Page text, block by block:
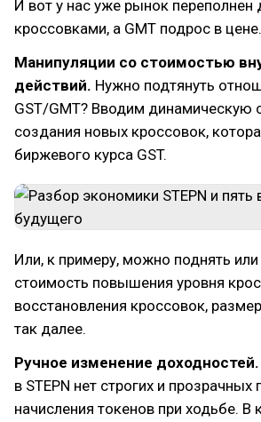
И вот у нас уже рынок
кроссовками, а GMT подрос в цене.
Манипуляции со стоимостью
действий. Нужно подтянуть
GST/GMT? Вводим динамическую
создания новых кроссовок,
биржевого курса GST.
Или, к примеру, можно поднять или
стоимость повышения уровня
восстановления кроссовок,
так далее.
Ручное изменение доходностей.
в STEPN нет строгих и прозрачных
начисления токенов при ходьбе. В